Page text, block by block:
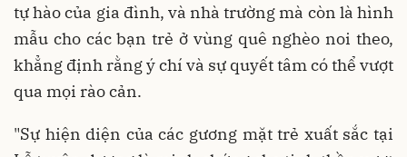
tự hào của gia đình, và nhà trường mà còn là hình
mẫu cho các bạn trẻ ở vùng quê nghèo noi theo,
khẳng định rằng ý chí và sự quyết tâm có thể vượt
qua mọi rào cản.
"Sự hiện diện của các gương mặt trẻ xuất sắc tại